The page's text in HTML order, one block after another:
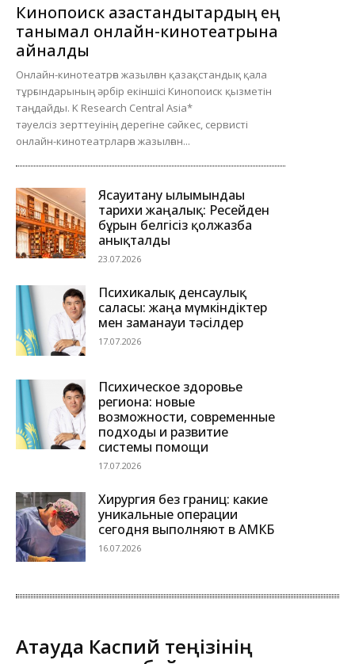
Кинопоиск қазақстандықтардың ең
танымал онлайн-кинотеатрына
айналды
Онлайн-кинотеатрға жазылған қазақстандық қала
тұрғындарының әрбір екіншісі Кинопоиск қызметін
таңдайды. K Research Central Asia*
тәуелсіз зерттеуінің дерегіне сәйкес, сервисті
онлайн-кинотеатрларға жазылған...
Ясауитану ғылымындағы
тарихи жаңалық: Ресейден
бұрын белгісіз қолжазба
анықталды
23.07.2026
Психикалық денсаулық
саласы: жаңа мүмкіндіктер
мен заманауи тәсілдер
17.07.2026
Психическое здоровье
региона: новые
возможности, современные
подходы и развитие
системы помощи
17.07.2026
Хирургия без границ: какие
уникальные операции
сегодня выполняют в АМКБ
16.07.2026